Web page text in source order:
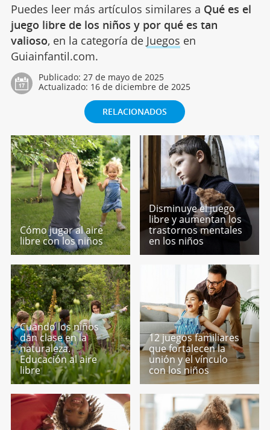
Puedes leer más artículos similares a Qué es el
juego libre de los niños y por qué es tan
valioso, en la categoría de Juegos en
Guiainfantil.com.
Publicado: 27 de mayo de 2025
Actualizado: 16 de diciembre de 2025
RELACIONADOS
Cómo jugar al aire
libre con los niños
Disminuye el juego
libre y aumentan los
trastornos mentales
en los niños
Cuando los niños
dan clase en la
naturaleza.
Educación al aire
libre
12 juegos familiares
que fortalecen la
unión y el vínculo
con los niños